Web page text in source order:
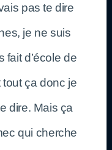
pas te dire
je ne suis
fait d’école de
tout ça donc je
dire. Mais ça
qui cherche